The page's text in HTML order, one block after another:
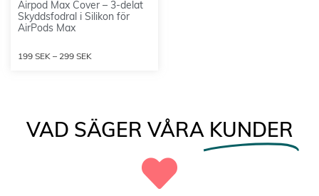
Airpod Max Cover – 3-delat
Skyddsfodral i Silikon för
AirPods Max
199 SEK – 299 SEK
VAD SÄGER VÅRA KUNDER